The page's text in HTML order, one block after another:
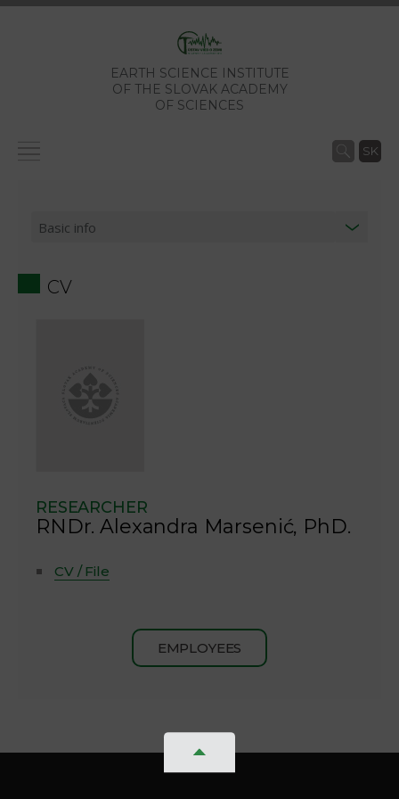
EARTH SCIENCE INSTITUTE
OF THE SLOVAK ACADEMY
OF SCIENCES
SK
CV
RESEARCHER
RNDr. Alexandra Marsenić, PhD.
CV / File
EMPLOYEES